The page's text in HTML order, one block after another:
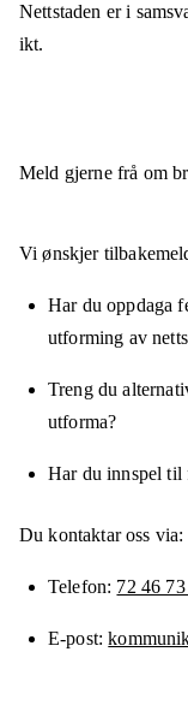
Nettstaden eri
ikt.
Meld gjerne frå om
Vi ønskjer
Har du oppdaga
utforming av
Treng du
utforma?
Har du innspel til
Du kontaktar oss via:
Telefon 72 46
E-post